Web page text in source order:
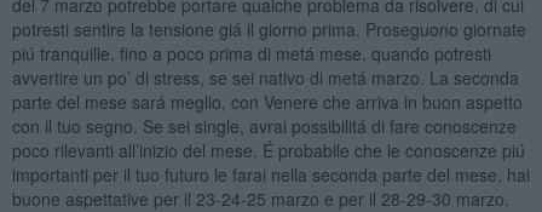
potresti sentire la tensione giá il giorno prima. Proseguono giornate
piú tranquille, fino a poco prima di metá mese, quando potresti
avvertire un po’ di stress, se sei nativo di metá marzo. La seconda
parte del mese sará meglio, con Venere che arriva in buon aspetto
con il tuo segno. Se sei single, avrai possibilitá di fare conoscenze
poco rilevanti all’inizio del mese. É probabile che le conoscenze piú
importanti per il tuo futuro le farai nella seconda parte del mese, hai
buone aspettative per il 23-24-25 marzo e per il 28-29-30 marzo.